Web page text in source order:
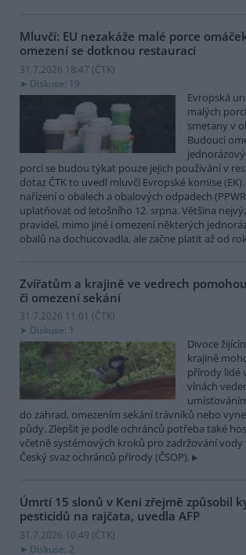
Mluvčí: EU nezakáže malé porce
omezení se dotknou restaurací
31.7.2026 18:47 (ČTK)
Diskuse: 19
Evropská
malých
smetany v
Budoucí
porcí se budou týkat pouze jejich používání v
dotaz ČTK to uvedl mluvčí Evropské komise
nařízení o obalech a obalových odpadech
uplatňovat od letošního 12. srpna. Většina
pravidel, mimo jiné i omezení některých
obalů na dochucovadla, ale začne platit až od
Zvířatům a krajině ve vedrech
či omezení sekání
31.7.2026 11:01 (ČTK)
Diskuse: 1
Divoce
krajině
přírody lidé
vlnách
do zahrad, omezením sekání trávníků nebo
půdy. Zlepšit je podle ochránců potřeba také
včetně systémových kroků pro zadržování vody
Český svaz ochránců přírody (ČSOP).
Úmrtí 15 slonů v Keni zřejmě způsobil
pesticidů na rajčata, uvedla AFP
31.7.2026 10:49 (ČTK)
Diskuse: 2